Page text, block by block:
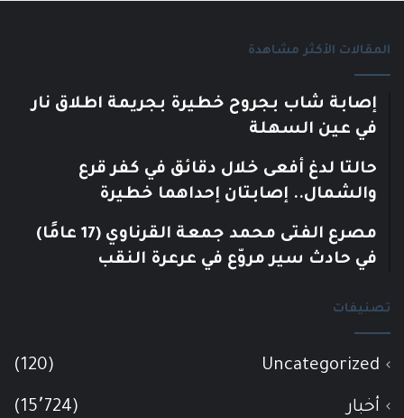
المقالات الأكثر مشاهدة
إصابة شاب بجروح خطيرة بجريمة اطلاق نار
في عين السهلة
حالتا لدغ أفعى خلال دقائق في كفر قرع
والشمال.. إصابتان إحداهما خطيرة
مصرع الفتى محمد جمعة القرناوي (17 عامًا)
في حادث سير مروّع في عرعرة النقب
تصنيفات
Uncategorized
(120)
أخبار (15٬724)